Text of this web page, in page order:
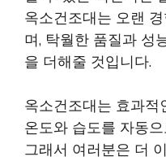
옥소건조대는 오랜
며, 탁월한 품질과 성
을 더해줄 것입니다.
옥소건조대는 효과
온도와 습도를 자동
그래서 여러분은 더